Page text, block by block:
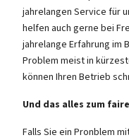
jahrelangen Service für
helfen auch gerne bei
jahrelange Erfahrung im
Problem meist in
können Ihren Betrieb
Und das alles zum
Falls Sie ein Pronblem